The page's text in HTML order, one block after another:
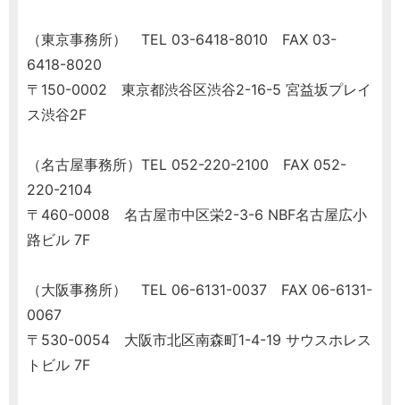
（東京事務所） TEL 03-6418-8010 FAX 03-
6418-8020
〒150-0002 東京都渋谷区渋谷2-16-5 宮益坂プレイ
ス渋谷2F
（名古屋事務所）TEL 052-220-2100 FAX 052-
220-2104
〒460-0008 名古屋市中区栄2-3-6 NBF名古屋広小
路ビル 7F
（大阪事務所） TEL 06-6131-0037 FAX 06-6131-
0067
〒530-0054 大阪市北区南森町1-4-19 サウスホレス
トビル 7F